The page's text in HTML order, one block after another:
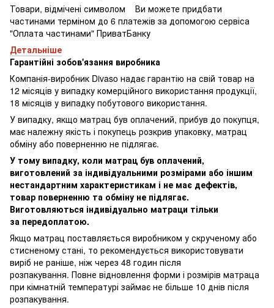
Товари, відмічені символом
Ви можете придбати
частинами терміном до 6 платежів за допомогою сервіса
"Оплата частинами" ПриватБанку
Детальніше
Гарантійні зобов'язання виробника
Компанія-виробник Divaso надає гарантію на свій товар на
12 місяців у випадку комерційного використання продукції,
18 місяців у випадку побутового використання.
У випадку, якщо матрац був оплачений, прибув до покупця,
має належну якість і покупець розкрив упаковку, матрац
обміну або поверненню не підлягає.
У тому випадку, коли матрац був оплачений,
виготовлений за індивідуальними розмірами або іншим
нестандартним характеристикам і не має дефектів,
товар поверненню та обміну не підлягає.
Виготовляються індивідуально матраци тільки
за передоплатою.
Якщо матрац поставляється виробником у скрученому або
стисненому стані, то рекомендується використовувати
виріб не раніше, ніж через 48 годин після
розпакування. Повне відновлення форми і розмірів матраца
при кімнатній температурі займає не більше 10 днів після
розпакування.